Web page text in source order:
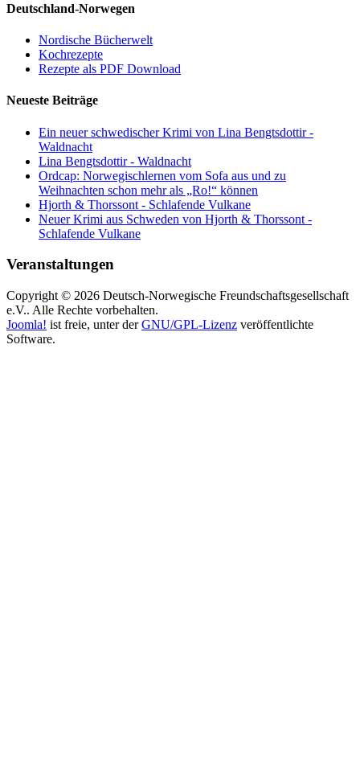
Deutschland-Norwegen
Nordische Bücherwelt
Kochrezepte
Rezepte als PDF Download
Neueste Beiträge
Ein neuer schwedischer Krimi von Lina Bengtsdottir -
Waldnacht
Lina Bengtsdottir - Waldnacht
Ordcap: Norwegischlernen vom Sofa aus und zu
Weihnachten schon mehr als „Ro!“ können
Hjorth & Thorssont - Schlafende Vulkane
Neuer Krimi aus Schweden von Hjorth & Thorssont -
Schlafende Vulkane
Veranstaltungen
Copyright © 2026 Deutsch-Norwegische Freundschaftsgesellschaft
e.V.. Alle Rechte vorbehalten.
Joomla! ist freie, unter derGNU/GPL-Lizenz veröffentlichte
Software.